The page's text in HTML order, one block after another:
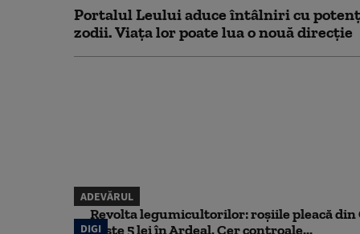
Portalul Leului aduce întâlniri cu
zodii. Viața lor poate lua o nouă direcție
ADEVĂRUL
Revolta legumicultorilor: roșiile pleacă din
peste 5 lei în Ardeal. Cer controale...
DIGI